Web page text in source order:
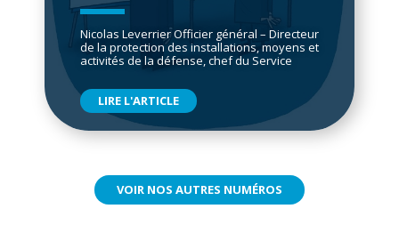
Nicolas Leverrier Officier général – Directeur
de la protection des installations, moyens et
activités de la défense, chef du Service
LIRE L'ARTICLE
VOIR NOS AUTRES NUMÉROS